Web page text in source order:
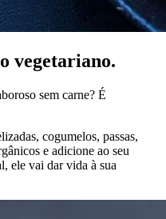
vegetariano.
sem carne? É
cogumelos, passas,
e adicione ao seu
ele vai dar vida à sua